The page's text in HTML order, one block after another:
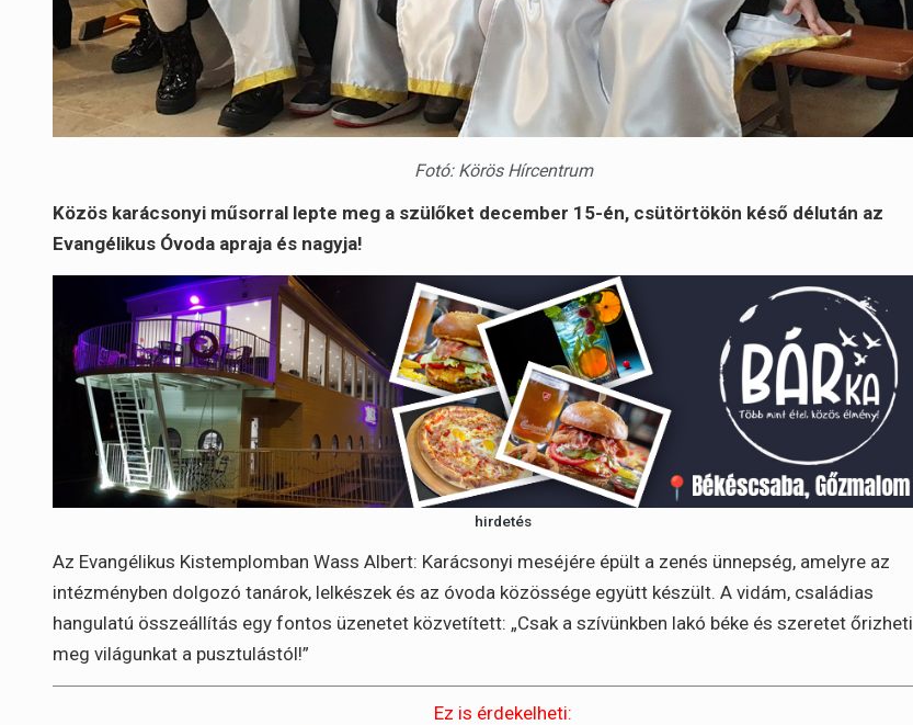
Fotó: Körös Hírcentrum
Közös karácsonyi műsorral lepte meg a szülőket december 15-én, csütörtökön késő délután az
Evangélikus Óvoda apraja és nagyja!
hirdetés
Az Evangélikus Kistemplomban Wass Albert: Karácsonyi meséjére épült a zenés ünnepség, amelyre az
intézményben dolgozó tanárok, lelkészek és az óvoda közössége együtt készült. A vidám, családias
hangulatú összeállítás egy fontos üzenetet közvetített: „Csak a szívünkben lakó béke és szeretet őrizheti
meg világunkat a pusztulástól!”
Ez is érdekelheti: